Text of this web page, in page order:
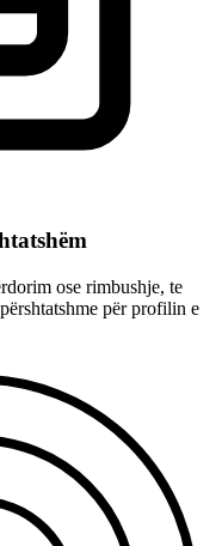
ose rimbushje, te
për profilin e